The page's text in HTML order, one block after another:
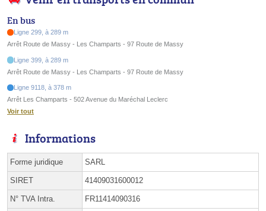
En bus
Ligne 299, à 289 m
Arrêt Route de Massy - Les Champarts - 97 Route de Massy
Ligne 399, à 289 m
Arrêt Route de Massy - Les Champarts - 97 Route de Massy
Ligne 9118, à 378 m
Arrêt Les Champarts - 502 Avenue du Maréchal Leclerc
Voir tout
Informations
Forme juridique SARL
SIRET 41409031600012
N° TVA Intra. FR11414090316